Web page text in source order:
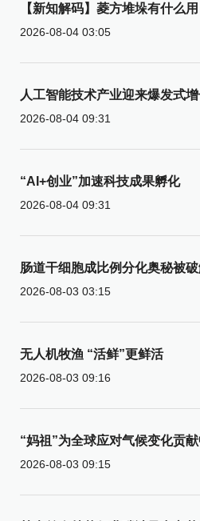
【新知解码】菱方堆垛有什么用
2026-08-04 03:05
人工智能技术产业迎来爆发式
2026-08-04 09:31
“AI+创业”加速科技成果孵化
2026-08-04 09:31
肠道干细胞成比例分化奥秘被
2026-08-03 03:15
无人机牧渔 “活鲜”更鲜活
2026-08-03 09:16
“妈祖”为全球应对气候变化贡
2026-08-03 09:15